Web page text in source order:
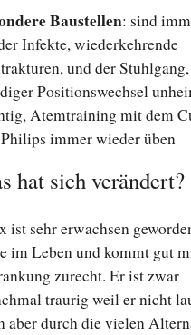
Baustellen: sind
Infekte, wiederkehrende
und der Stuhlgang,
Positionswechsel
Atemtraining mit dem
immer wieder üben
hat sich verändert?
ist sehr erwachsen
im Leben und kommt gut
zurecht. Er ist zwar
traurig weil er nicht
aber durch die vielen